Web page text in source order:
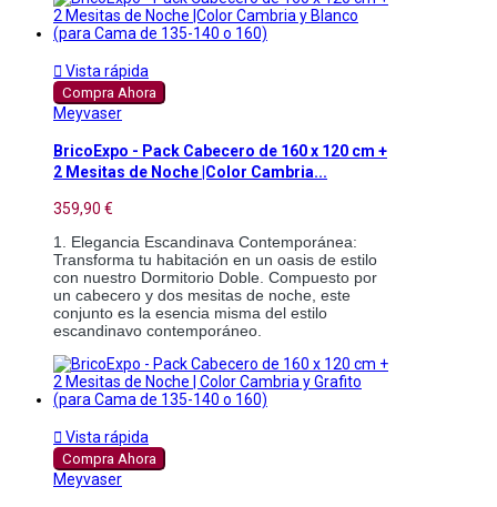
 Vista rápida
Compra Ahora
Meyvaser
BricoExpo - Pack Cabecero de 160 x 120 cm +
2 Mesitas de Noche |Color Cambria...
359,90 €
1. Elegancia Escandinava Contemporánea:
Transforma tu habitación en un oasis de estilo
con nuestro Dormitorio Doble. Compuesto por
un cabecero y dos mesitas de noche, este
conjunto es la esencia misma del estilo
escandinavo contemporáneo.
 Vista rápida
Compra Ahora
Meyvaser